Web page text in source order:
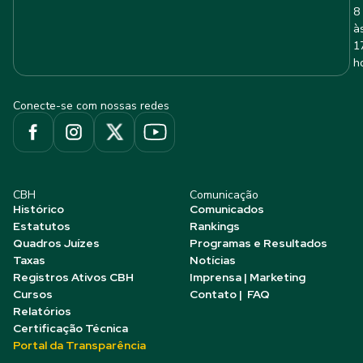
8
Conecte-se com nossas redes
CBH
Histórico
Estatutos
Quadros Juízes
Taxas
Registros Ativos CBH
Cursos
Relatórios
Certificação Técnica
Portal da Transparência
Comunicação
Comunicados
Rankings
Programas e Resultados
Notícias
Imprensa | Marketing
Contato | FAQ